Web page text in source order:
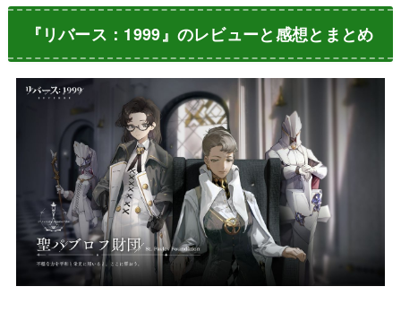
『リバース：1999』のレビューと感想とまとめ